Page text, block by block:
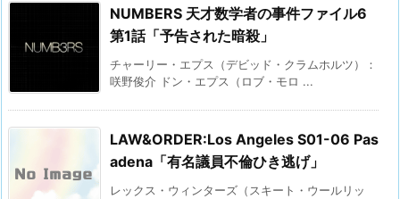
NUMBERS 天才数学者の事件ファイル6
第1話「予告された暗殺」
チャーリー・エプス（デビッド・クラムホルツ）：
咲野俊介 ドン・エプス（ロブ・モロ ...
LAW&ORDER:Los Angeles S01-06 Pas
adena「有名議員不倫ひき逃げ」
レックス・ウィンターズ（スキート・ウールリッ